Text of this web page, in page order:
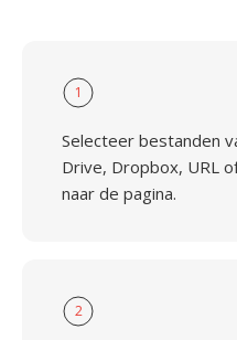
1
Selecteer bestanden
Drive, Dropbox, URL
naar de pagina.
2